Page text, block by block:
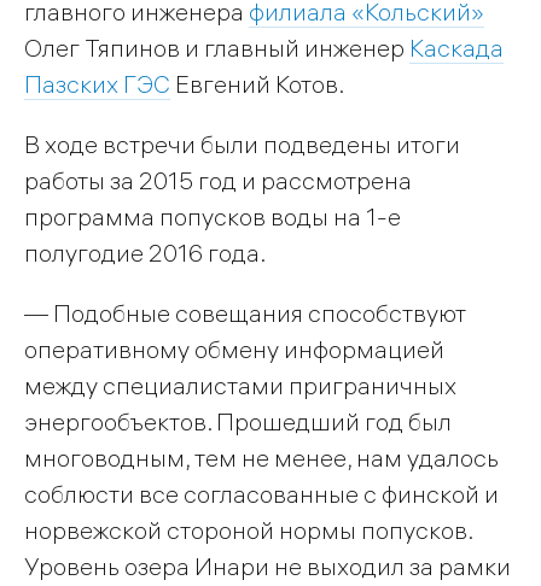
главного инженера филиала «Кольский»
Олег Тяпинов и главный инженер Каскада
Пазских ГЭС Евгений Котов.
В ходе встречи были подведены итоги
работы за 2015 год и рассмотрена
программа попусков воды на 1-е
полугодие 2016 года.
— Подобные совещания способствуют
оперативному обмену информацией
между специалистами приграничных
энергообъектов. Прошедший год был
многоводным, тем не менее, нам удалось
соблюсти все согласованные с финской и
норвежской стороной нормы попусков.
Уровень озера Инари не выходил за рамки